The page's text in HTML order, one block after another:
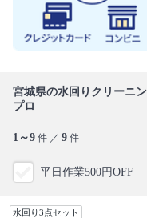
宮城県の水回りクリーニ
プロ
1～9 件 ／ 9 件
平日作業500円OFF
水回り3点セット